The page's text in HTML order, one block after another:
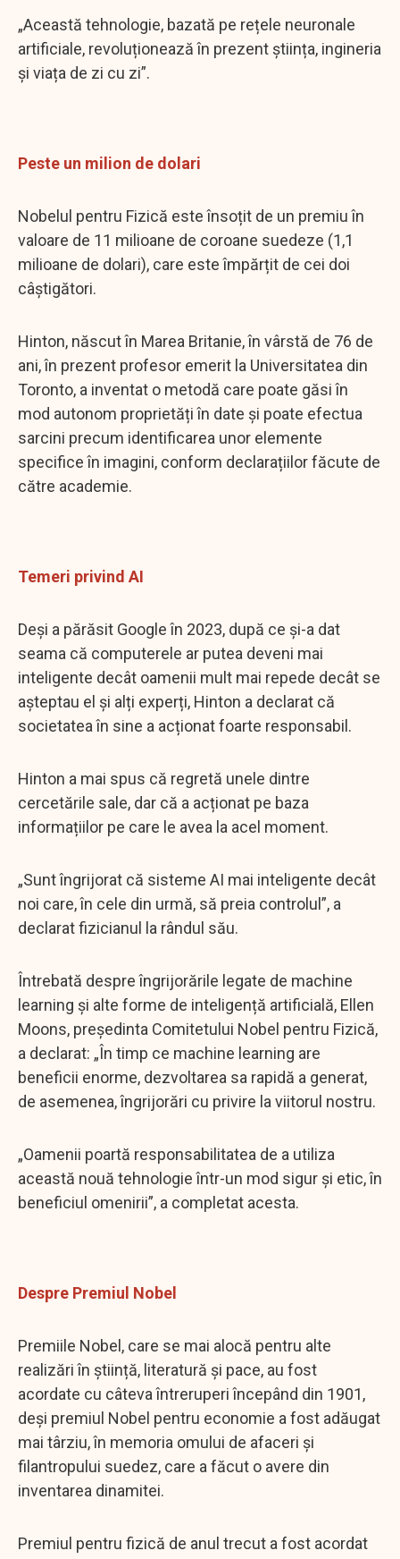
„Această tehnologie, bazată pe rețele neuronale
artificiale, revoluționează în prezent știința, ingineria
și viața de zi cu zi”.
Peste un milion de dolari
Nobelul pentru Fizică este însoțit de un premiu în
valoare de 11 milioane de coroane suedeze (1,1
milioane de dolari), care este împărțit de cei doi
câștigători.
Hinton, născut în Marea Britanie, în vârstă de 76 de
ani, în prezent profesor emerit la Universitatea din
Toronto, a inventat o metodă care poate găsi în
mod autonom proprietăți în date și poate efectua
sarcini precum identificarea unor elemente
specifice în imagini, conform declarațiilor făcute de
către academie.
Temeri privind AI
Deși a părăsit Google în 2023, după ce și-a dat
seama că computerele ar putea deveni mai
inteligente decât oamenii mult mai repede decât se
așteptau el și alți experți, Hinton a declarat că
societatea în sine a acționat foarte responsabil.
Hinton a mai spus că regretă unele dintre
cercetările sale, dar că a acționat pe baza
informațiilor pe care le avea la acel moment.
„Sunt îngrijorat că sisteme AI mai inteligente decât
noi care, în cele din urmă, să preia controlul”, a
declarat fizicianul la rândul său.
Întrebată despre îngrijorările legate de machine
learning și alte forme de inteligență artificială, Ellen
Moons, președinta Comitetului Nobel pentru Fizică,
a declarat: „În timp ce machine learning are
beneficii enorme, dezvoltarea sa rapidă a generat,
de asemenea, îngrijorări cu privire la viitorul nostru.
„Oamenii poartă responsabilitatea de a utiliza
această nouă tehnologie într-un mod sigur și etic, în
beneficiul omenirii”, a completat acesta.
Despre Premiul Nobel
Premiile Nobel, care se mai alocă pentru alte
realizări în știință, literatură și pace, au fost
acordate cu câteva întreruperi începând din 1901,
deși premiul Nobel pentru economie a fost adăugat
mai târziu, în memoria omului de afaceri și
filantropului suedez, care a făcut o avere din
inventarea dinamitei.
Premiul pentru fizică de anul trecut a fost acordat